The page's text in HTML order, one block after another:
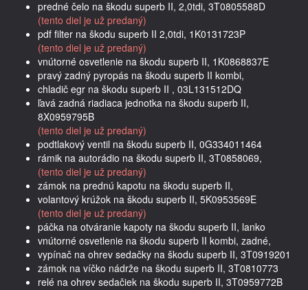
predné čelo na škodu superb II, 2,0tdi, 3T0805588D
(tento diel je už predaný)
pdf filter na škodu superb II 2,0tdi, 1K0131723P
(tento diel je už predaný)
vnútorné osvetlenie na škodu superb II, 1K0868837E
pravý zadný pyropás na škodu superb II kombi,
chladič egr na škodu superb II , 03L131512DQ
ľavá zadná riadiaca jednotka na škodu superb II,
8X0959795B
(tento diel je už predaný)
podtlakový ventil na škodu superb II, 0G334011464
rámik na autorádio na škodu superb II, 3T0858069,
(tento diel je už predaný)
zámok na prednú kapotu na škodu superb II,
volantový krúžok na škodu superb II, 5K0953569E
(tento diel je už predaný)
páčka na otváranie kapoty na škodu superb II, lanko
vnútorné osvetlenie na škodu superb II kombi, zadné,
vypínač na ohrev sedačky na škodu superb II, 3T0919201
zámok na víčko nádrže na škodu superb II, 3T0810773
relé na ohrev sedačiek na škodu superb II, 3T0959772B